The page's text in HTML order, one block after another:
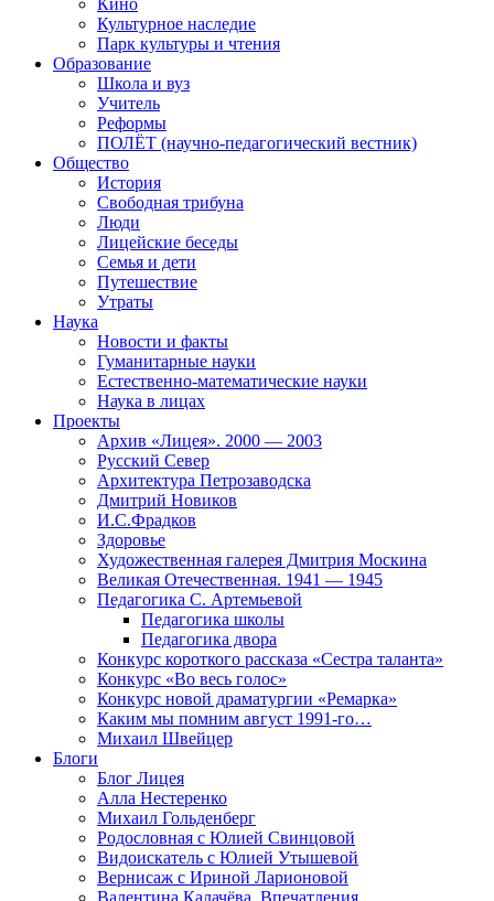
Кино
Культурное наследие
Парк культуры и чтения
Образование
Школа и вуз
Учитель
Реформы
ПОЛЁТ (научно-педагогический вестник)
Общество
История
Свободная трибуна
Люди
Лицейские беседы
Семья и дети
Путешествие
Утраты
Наука
Новости и факты
Гуманитарные науки
Естественно-математические науки
Наука в лицах
Проекты
Архив «Лицея». 2000 — 2003
Русский Север
Архитектура Петрозаводска
Дмитрий Новиков
И.С.Фрадков
Здоровье
Художественная галерея Дмитрия Москина
Великая Отечественная. 1941 — 1945
Педагогика С. Артемьевой
Педагогика школы
Педагогика двора
Конкурс короткого рассказа «Сестра таланта»
Конкурс «Во весь голос»
Конкурс новой драматургии «Ремарка»
Каким мы помним август 1991-го…
Михаил Швейцер
Блоги
Блог Лицея
Алла Нестеренко
Михаил Гольденберг
Родословная с Юлией Свинцовой
Видоискатель с Юлией Утышевой
Вернисаж с Ириной Ларионовой